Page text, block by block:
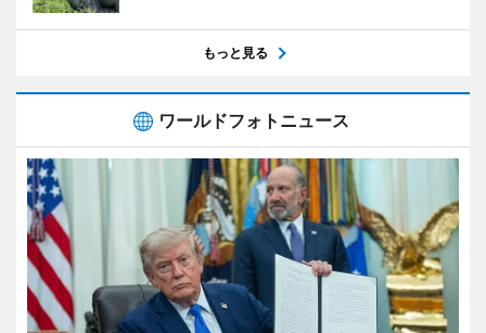
もっと見る
ワールドフォトニュース